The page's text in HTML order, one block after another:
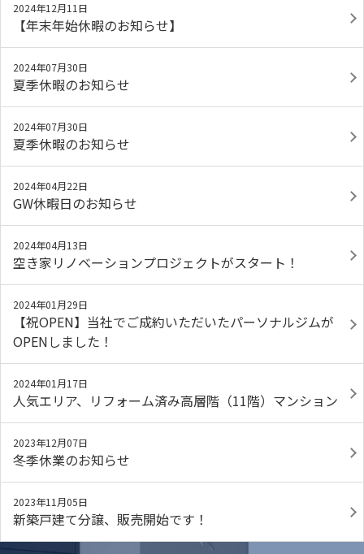
2024年12月11日
【年末年始休暇のお知らせ】
2024年07月30日
夏季休暇のお知らせ
2024年07月30日
夏季休暇のお知らせ
2024年04月22日
GW休暇日のお知らせ
2024年04月13日
空き家リノベーションプロジェクトがスタート！
2024年01月29日
【祝OPEN】当社でご成約いただいたパーソナルジムが
OPENしました！
2024年01月17日
人気エリア、リフォーム済み高層階（11階）マンション
2023年12月07日
冬季休業のお知らせ
2023年11月05日
新築戸建て分譲、販売開始です！